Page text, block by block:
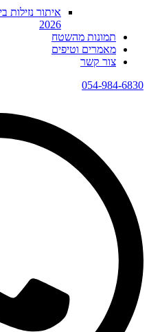
איתור נזילות
2026
תמונות מהשטח
מאמרים וטיפים
צור קשר
054-984-6830